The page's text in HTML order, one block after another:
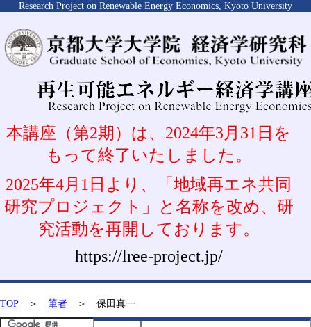
Research Project on Renewable Energy Economics, Kyoto University
本講座（第2期）は、2024年3月31日を
もって終了いたしました。
2025年4月1日より、「地域再エネ共同
研究プロジェクト」と名称を改め、研
究活動を再開しております。
https://lree-project.jp/
TOP ＞ 筆者 ＞ 保田真一